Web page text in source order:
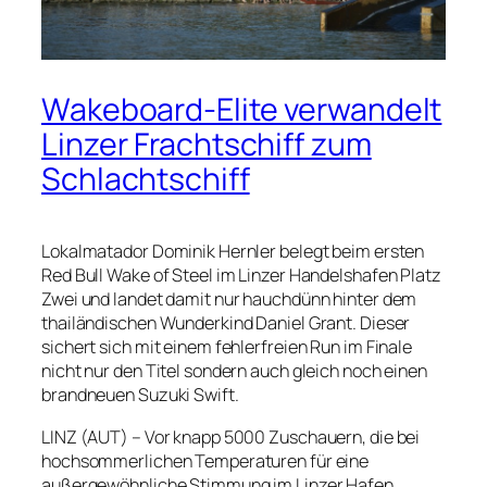
Wakeboard-Elite verwandelt
Linzer Frachtschiff zum
Schlachtschiff
Lokalmatador Dominik Hernler belegt beim ersten
Red Bull Wake of Steel im Linzer Handelshafen Platz
Zwei und landet damit nur hauchdünn hinter dem
thailändischen Wunderkind Daniel Grant. Dieser
sichert sich mit einem fehlerfreien Run im Finale
nicht nur den Titel sondern auch gleich noch einen
brandneuen Suzuki Swift.
LINZ (AUT) – Vor knapp 5000 Zuschauern, die bei
hochsommerlichen Temperaturen für eine